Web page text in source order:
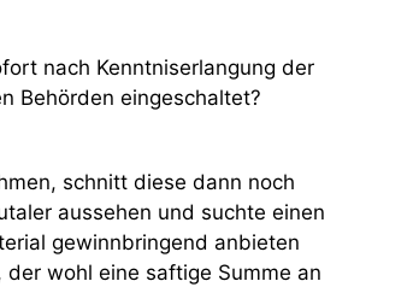
nach Kenntniserlangung der
Behörden eingeschaltet?
schnitt diese dann noch
aussehen und suchte einen
gewinnbringend anbieten
wohl eine saftige Summe an